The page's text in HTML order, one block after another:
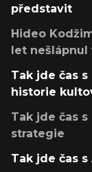
představit
Hideo
let nešlápnul
Tak jde čas
historie
Tak jde čas
strategie
Tak jde čas